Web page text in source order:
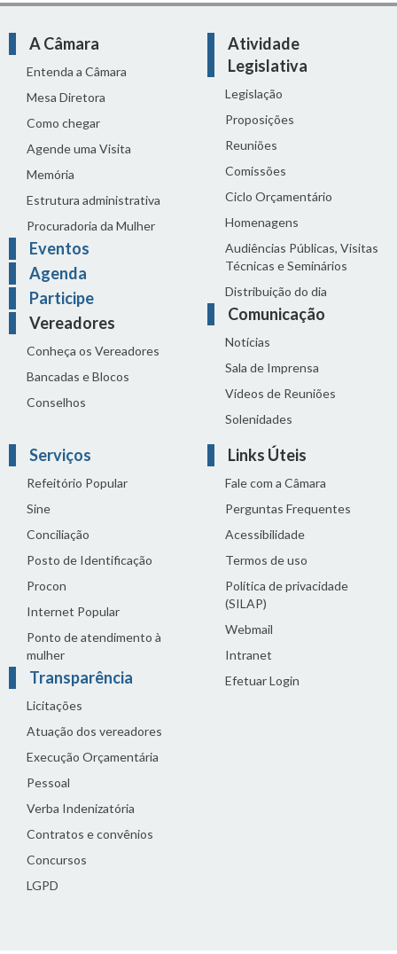
A Câmara
Entenda a Câmara
Mesa Diretora
Como chegar
Agende uma Visita
Memória
Estrutura administrativa
Procuradoria da Mulher
Eventos
Agenda
Participe
Vereadores
Conheça os Vereadores
Bancadas e Blocos
Conselhos
Atividade
Legislativa
Legislação
Proposições
Reuniões
Comissões
Ciclo Orçamentário
Homenagens
Audiências Públicas, Visitas
Técnicas e Seminários
Distribuição do dia
Comunicação
Notícias
Sala de Imprensa
Vídeos de Reuniões
Solenidades
Serviços
Refeitório Popular
Sine
Conciliação
Posto de Identificação
Procon
Internet Popular
Ponto de atendimento à
mulher
Transparência
Licitações
Atuação dos vereadores
Execução Orçamentária
Pessoal
Verba Indenizatória
Contratos e convênios
Concursos
LGPD
Links Úteis
Fale com a Câmara
Perguntas Frequentes
Acessibilidade
Termos de uso
Política de privacidade
(SILAP)
Webmail
Intranet
Efetuar Login